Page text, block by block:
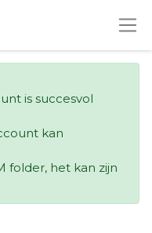
is succesvol
kan
folder, het kan zijn